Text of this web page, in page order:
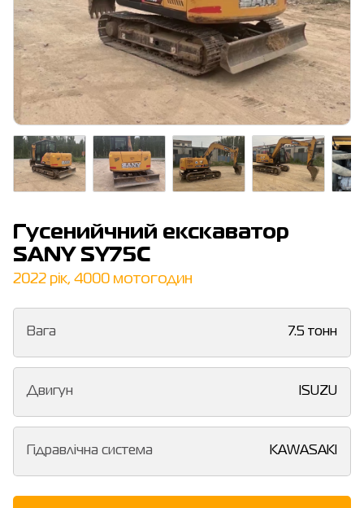
Гусенийчний екскаватор
SANY SY75C
2022 рік, 4000 мотогодин
Вага 7.5 тонн
Двигун ISUZU
Гідравлічна система KAWASAKI